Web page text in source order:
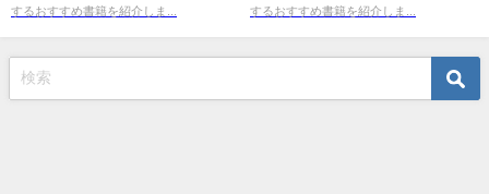
するおすすめ書籍を紹介しま...
するおすすめ書籍を紹介しま...